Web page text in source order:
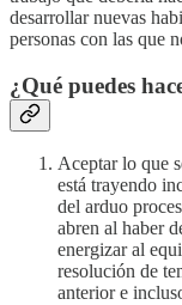
desarrollar nuevas
personas con las que
¿Qué puedes
Aceptar lo que
está trayendo
del arduo
abren al haber
energizar al
resolución de
anterior e